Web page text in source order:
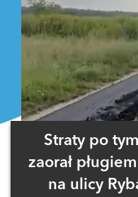
Straty po
zaorał
na ulicy